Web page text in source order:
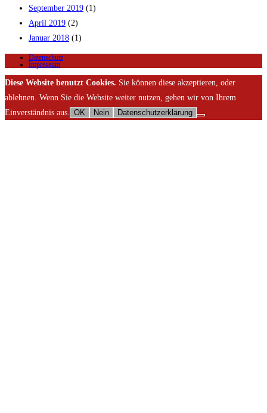
September 2019 (1)
April 2019 (2)
Januar 2018 (1)
Datenschutz
Impressum
Diese Website benutzt Cookies. Sie können diese akzeptieren, oder
ablehnen. Wenn Sie die Website weiter nutzen, gehen wir von Ihrem
Einverständnis aus. OK Nein Datenschutzerklärung